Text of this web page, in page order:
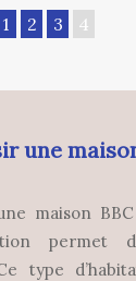
1 2 3 4
une
maison
permet
type